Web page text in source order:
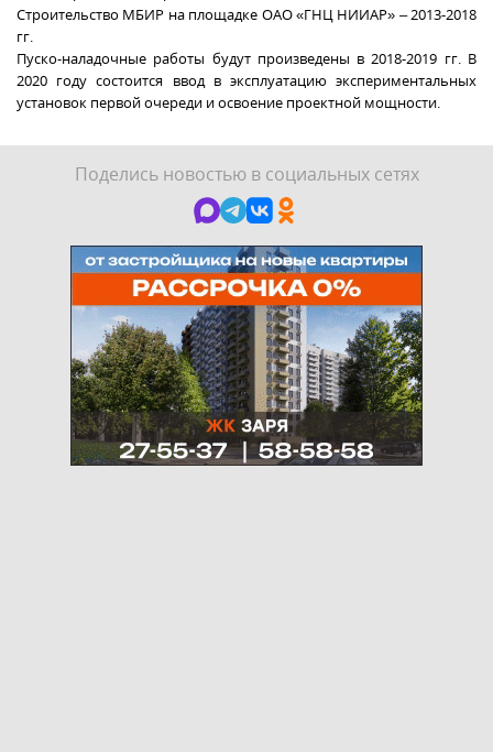
Строительство МБИР на площадке ОАО «ГНЦ НИИАР» – 2013-2018
гг.
Пуско-наладочные работы будут произведены в 2018-2019 гг. В
2020 году состоится ввод в эксплуатацию экспериментальных
установок первой очереди и освоение проектной мощности.
Поделись новостью в социальных сетях